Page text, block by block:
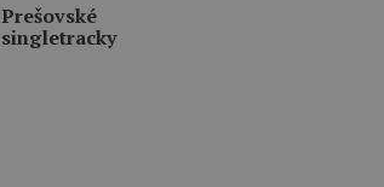
Prešovské
singletracky